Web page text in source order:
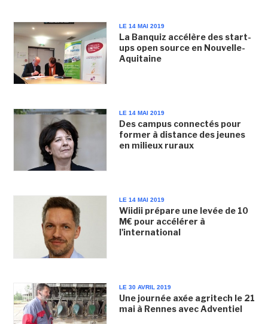
LE 14 MAI 2019
La Banquiz accélère des start-
ups open source en Nouvelle-
Aquitaine
LE 14 MAI 2019
Des campus connectés pour
former à distance des jeunes
en milieux ruraux
LE 14 MAI 2019
Wiidii prépare une levée de 10
M€ pour accélérer à
l'international
LE 30 AVRIL 2019
Une journée axée agritech le 21
mai à Rennes avec Adventiel